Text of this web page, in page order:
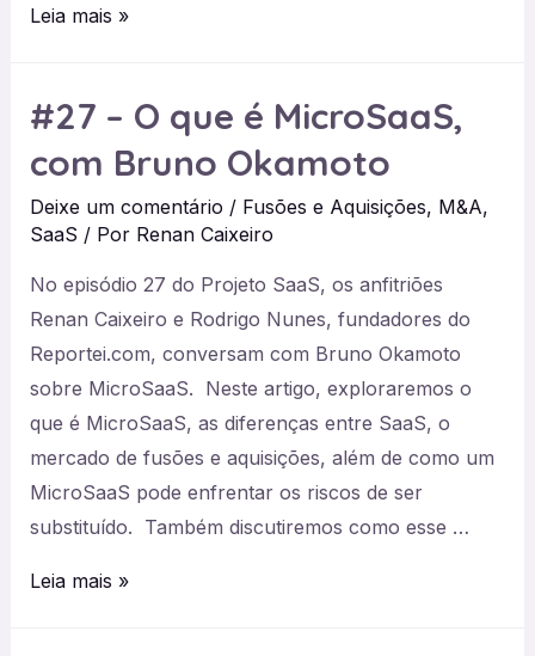
5
Venda
de
Além
SaaS
Leia mais »
#27 – O que é MicroSaaS,
com Bruno Okamoto
Deixe um comentário / Fusões e Aquisições, M&A,
SaaS / Por Renan Caixeiro
No episódio 27 do Projeto SaaS, os anfitriões
Renan Caixeiro e Rodrigo Nunes, fundadores do
Reportei.com, conversam com Bruno Okamoto
sobre MicroSaaS. Neste artigo, exploraremos o
que é MicroSaaS, as diferenças entre SaaS, o
mercado de fusões e aquisições, além de como um
MicroSaaS pode enfrentar os riscos de ser
substituído. Também discutiremos como esse …
#27
Leia mais »